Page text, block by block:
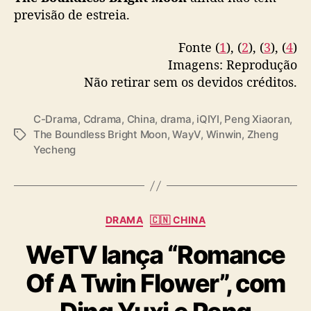
p
i
a
l
a
r
m
r
a
r
f
More –https://t.co/G2mcu7n6Ds
— cdrama tweets (@dramapotatoe)January
previsão de estreia.
Fonte (1), (2), (3), (4)
Imagens: Reprodução
Não retirar sem os devidos créditos.
T
C-Drama, Cdrama, China, drama, iQIYI, Peng Xiaoran,
The Boundless Bright Moon,WayV, Winwin, Zheng
Yecheng
C
t
e
g
o
DRAMA 🇨🇳 CHINA
WeTV lança “Romance
Of A Twin Flower”, com